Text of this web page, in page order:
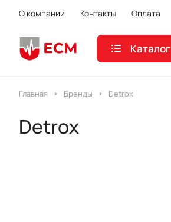
О компании Контакты Оплата
Каталог
Главная Бренды Detrox
Detrox